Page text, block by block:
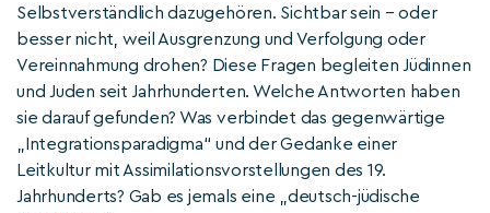
Selbstverständlich dazugehören. Sichtbar sein – oder
besser nicht, weil Ausgrenzung und Verfolgung oder
Vereinnahmung drohen? Diese Fragen begleiten Jüdinnen
und Juden seit Jahrhunderten. Welche Antworten haben
sie darauf gefunden? Was verbindet das gegenwärtige
„Integrationsparadigma“ und der Gedanke einer
Leitkultur mit Assimilationsvorstellungen des 19.
Jahrhunderts? Gab es jemals eine „deutsch-jüdische